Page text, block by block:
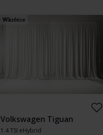
Wkrótce
Volkswagen Tiguan
1.4 TSI eHybrid